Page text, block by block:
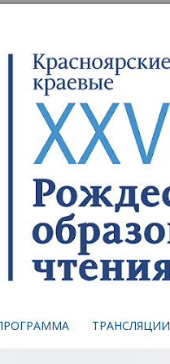
ТРАНСЛЯЦИИ